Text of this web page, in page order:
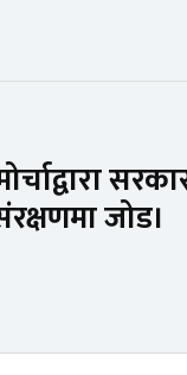
जोड।